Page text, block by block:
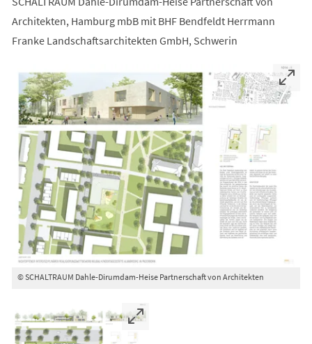
Architekten, Hamburg mbB mit BHF Bendfeldt Herrmann
Franke Landschaftsarchitekten GmbH, Schwerin
© SCHALTRAUM Dahle-Dirumdam-Heise Partnerschaft von Architekten